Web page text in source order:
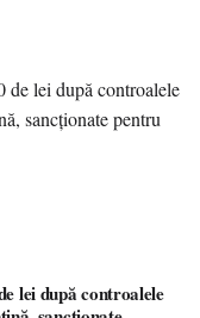
lei după controalele